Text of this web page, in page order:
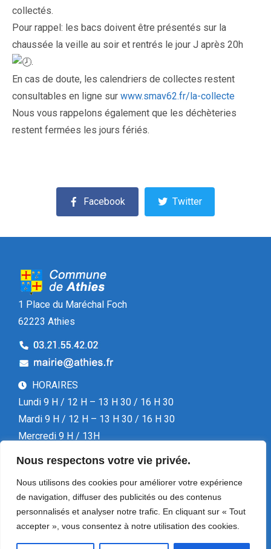
Nous respectons votre vie privée.
Nous utilisons des cookies pour améliorer votre expérience
de navigation, diffuser des publicités ou des contenus
personnalisés et analyser notre trafic. En cliquant sur « Tout
accepter », vous consentez à notre utilisation des cookies.
collectés.
Pour rappel: les bacs doivent être présentés sur la
chaussée la veille au soir et rentrés le jour J après 20h
.
En cas de doute, les calendriers de collectes restent
consultables en ligne sur www.smav62.fr/la-collecte
Nous vous rappelons également que les déchèteries
restent fermées les jours fériés.
Facebook Twitter
1 Place du Maréchal Foch
62223 Athies
HORAIRES
Lundi 9 H / 12 H – 13 H 30 / 16 H 30
Mardi 9 H / 12 H – 13 H 30 / 16 H 30
Mercredi 9 H / 13H
Vendredi 13 H 30 / 16 H 30